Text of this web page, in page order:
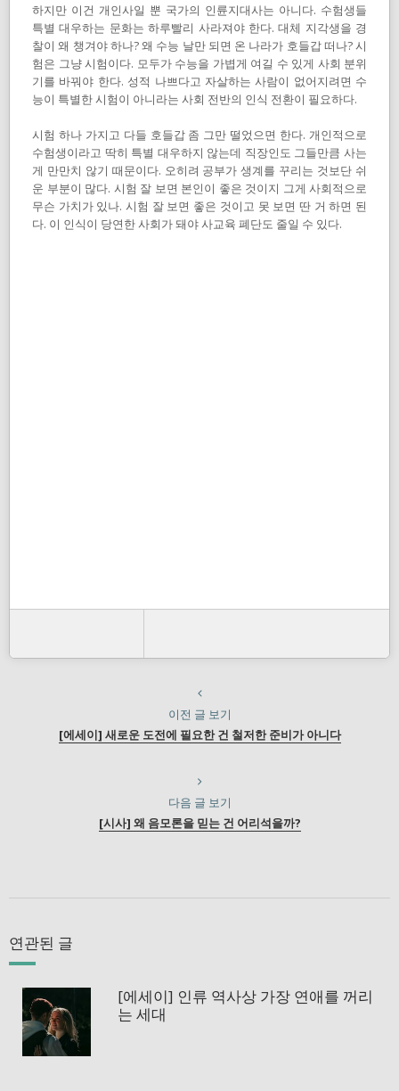
하지만 이건 개인사일 뿐 국가의 인륜지대사는 아니다. 수험생들
특별 대우하는 문화는 하루빨리 사라져야 한다. 대체 지각생을 경
찰이 왜 챙겨야 하나? 왜 수능 날만 되면 온 나라가 호들갑 떠나? 시
험은 그냥 시험이다. 모두가 수능을 가볍게 여길 수 있게 사회 분위
기를 바꿔야 한다. 성적 나쁘다고 자살하는 사람이 없어지려면 수
능이 특별한 시험이 아니라는 사회 전반의 인식 전환이 필요하다.
시험 하나 가지고 다들 호들갑 좀 그만 떨었으면 한다. 개인적으로
수험생이라고 딱히 특별 대우하지 않는데 직장인도 그들만큼 사는
게 만만치 않기 때문이다. 오히려 공부가 생계를 꾸리는 것보단 쉬
운 부분이 많다. 시험 잘 보면 본인이 좋은 것이지 그게 사회적으로
무슨 가치가 있나. 시험 잘 보면 좋은 것이고 못 보면 딴 거 하면 된
다. 이 인식이 당연한 사회가 돼야 사교육 폐단도 줄일 수 있다.
이전 글 보기
[에세이] 새로운 도전에 필요한 건 철저한 준비가 아니다
다음 글 보기
[시사] 왜 음모론을 믿는 건 어리석을까?
연관된 글
[에세이] 인류 역사상 가장 연애를 꺼리
는 세대